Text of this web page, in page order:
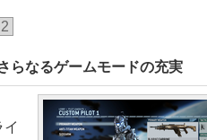
2
らなるゲームモードの充実